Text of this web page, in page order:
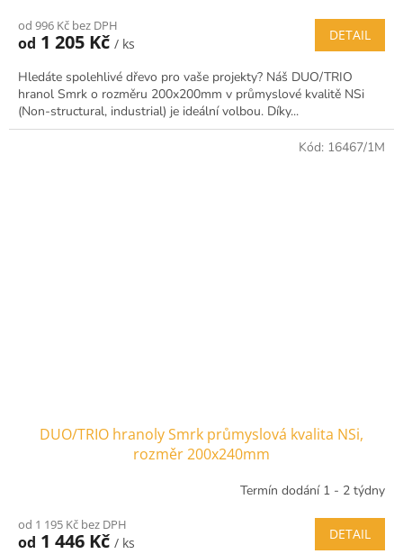
od 996 Kč bez DPH
od 1 205 Kč / ks
DETAIL
Hledáte spolehlivé dřevo pro vaše projekty? Náš DUO/TRIO
hranol Smrk o rozměru 200x200mm v průmyslové kvalitě NSi
(Non-structural, industrial) je ideální volbou. Díky...
DUO/TRIO hranoly Smrk průmyslová kvalita NSi,
rozměr 200x240mm
Termín dodání 1 - 2 týdny
od 1 195 Kč bez DPH
od 1 446 Kč / ks
DETAIL
Kód: 16467/1M